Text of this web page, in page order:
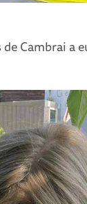
Cambrai a